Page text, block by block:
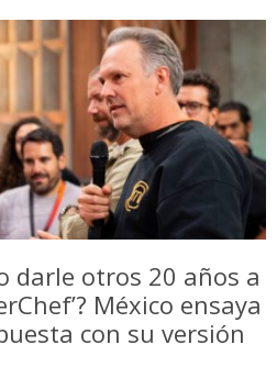
darle otros 20 años a
México ensaya
con su versión